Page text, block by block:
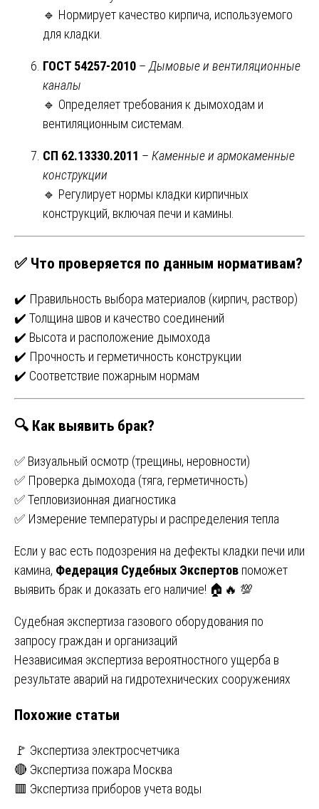
🔹 Нормирует качество кирпича, используемого
для кладки.
ГОСТ 54257-2010 – Дымовые и вентиляционные
каналы
🔹 Определяет требования к дымоходам и
вентиляционным системам.
СП 62.13330.2011 – Каменные и армокаменные
конструкции
🔹 Регулирует нормы кладки кирпичных
конструкций, включая печи и камины.
✅ Что проверяется по данным нормативам?
✔️ Правильность выбора материалов (кирпич, раствор)
✔️ Толщина швов и качество соединений
✔️ Высота и расположение дымохода
✔️ Прочность и герметичность конструкции
✔️ Соответствие пожарным нормам
🔍 Как выявить брак?
✅ Визуальный осмотр (трещины, неровности)
✅ Проверка дымохода (тяга, герметичность)
✅ Тепловизионная диагностика
✅ Измерение температуры и распределения тепла
Если у вас есть подозрения на дефекты кладки печи или
камина, Федерация Судебных Экспертов поможет
выявить брак и доказать его наличие! 🏠🔥 💯
Навигация
по
записям
Судебная экспертиза газового оборудования по
запросу граждан и организаций
Независимая экспертиза вероятностного ущерба в
результате аварий на гидротехнических сооружениях
Похожие статьи
🚩 Экспертиза электросчетчика
🔴 Экспертиза пожара Москва
🟥 Экспертиза приборов учета воды